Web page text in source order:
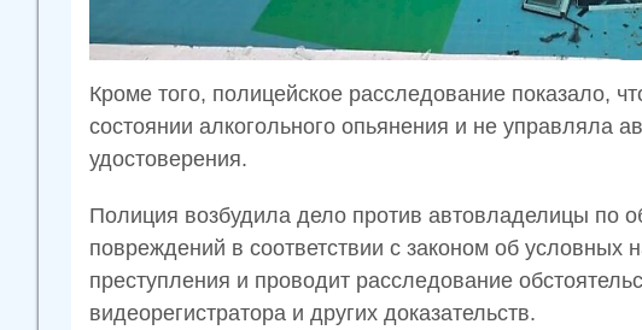
Кроме того, полицейское расследование показало,
состоянии алкогольного опьянения и не управляла
удостоверения.
Полиция возбудила дело против автовладелицы по
повреждений в соответствии с законом об условных
преступления и проводит расследование
видеорегистратора и других доказательств.